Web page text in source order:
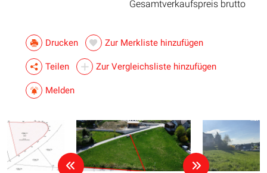
Gesamtverkaufspreis brutto
Drucken Zur Merkliste hinzufügen
Teilen Zur Vergleichsliste hinzufügen
Melden